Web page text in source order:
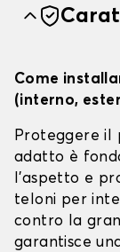
Come
(interno,
Proteggere il
adatto è
l'aspetto e
teloni per
contro la
garantisce